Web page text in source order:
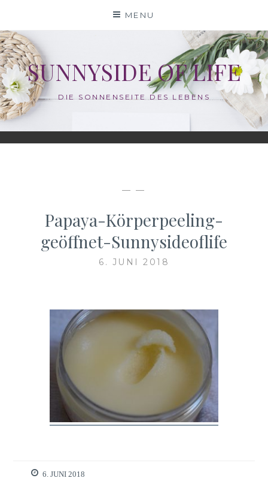
content
MENU
SUNNYSIDE OF LIFE
DIE SONNENSEITE DES LEBENS
— —
Papaya-Körperpeeling-
geöffnet-Sunnysideoflife
6. JUNI 2018
6. JUNI 2018